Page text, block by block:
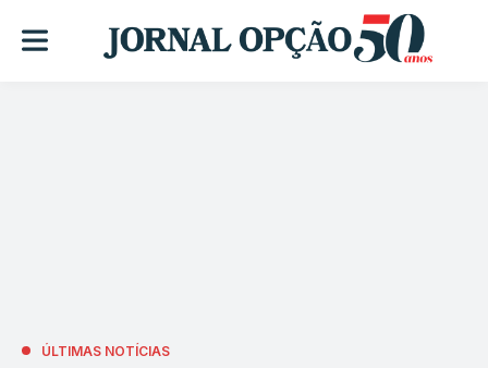
ÚLTIMAS NOTÍCIAS